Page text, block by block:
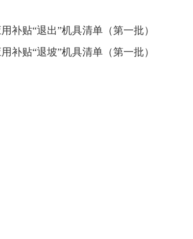
补贴“退出”机具清单（第一批）
补贴“退坡”机具清单（第一批）
农业